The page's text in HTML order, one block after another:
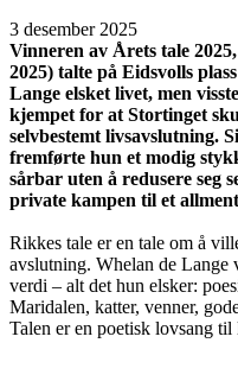
3 desember 2025
Vinneren av Årets tale
2025) talte på Eidsvolls
Lange elsket livet, men
kjempet for at Stortinget
selvbestemt livsavslutning.
fremførte hun et modig
sårbar uten å redusere seg
private kampen til et
Rikkes tale er en tale om å
avslutning. Whelan de Lange
verdi – alt det hun elsker:
Maridalen, katter, venner,
Talen er en poetisk lovsang til